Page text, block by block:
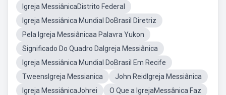
Igreja MessiânicaDistrito Federal
Igreja Messiânica Mundial DoBrasil Diretriz
Pela Igreja Messiânicaa Palavra Yukon
Significado Do Quadro DaIgreja Messiânica
Igreja Messiânica Mundial DoBrasil Em Recife
TweensIgreja Messianica
John ReidIgreja Messiânica
Igreja MessiânicaJohrei
O Que a IgrejaMessânica Faz